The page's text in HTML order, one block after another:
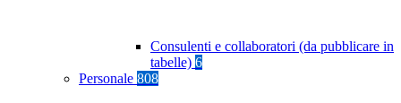
Consulenti e collaboratori (da pubblicare in
tabelle) 6
Personale 808